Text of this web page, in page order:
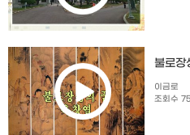
불로장
이금로
조회수